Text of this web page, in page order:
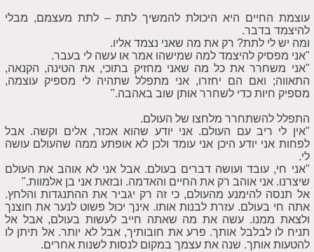
עוצמת החיים היא היכולת להמשיך לתת – לתת מעצמם, מבלי
להיצמד בדבר.
ומה יש לי לתת? רק את מה שאני נצמד אליו.
"אני מפסיק להיצמד למה שמישהו אמר או עשה לי בעבר.
"אני משחרר את כל מה שאני מחזיק בתוכי, את הטינה, הקנאה,
התאווה; ואם הם יחזרו, אני מתפלל שתהיה לי מספיק עוצמה,
מספיק חיות כדי לשחרר אותן שוב באהבה."
התפלל להשתחרר מלחצו של העולם.
"אין לי ריב עם העולם. אני יודע שהוא אכזר, אלים וקשה. אבל
לפחות אני יודע היכן אני עומד ולכן לא אופתע ממה שהעולם עושה
לי.
"אני חי, עובד ועושה דברים בעולם. אבל אני לא אוהב את העולם
שיצרנו. אני אוהב רק את החיים והאדמה. ובזאת אני בן אלמוות."
אל תנסה להימנע מהעולם, כי זה רק יגביר את ההתנגדות והלחץ.
אתה חי בעולם. עזרת לבנות אותו. אינך יכול פשוט לנער את חוצנך
ולצאת ממנו. עשה את מה שאתה חייב לעשות בעולם, אבל אל
תניח לו לבלבל אותך. פרע את חובותיך, אבל לא יותר. אל תיתן לו
להטעות אותך. שנה את עצמך במקום לנסות לשנות אחרים.